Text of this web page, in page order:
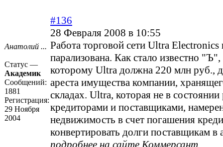
Анатолий ...
Статус —
Академик
Сообщений:
1881
Регистрация:
29 Ноября
2004
#136
28 Февраля 2008 в 10:55
Работа торговой сети Ultra Electronics
парализована. Как стало известно
которому Ultra должна 220 млн руб.,
ареста имущества компании,
складах. Ultra, которая не в состоянии
кредиторами и поставщиками,
недвижимость в счет погашения
конвертировать долги поставщикам
подробнее на сайте Коммерсант